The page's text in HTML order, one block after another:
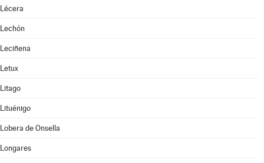
Lécera
Lechón
Leciñena
Letux
Litago
Lituénigo
Lobera de Onsella
Longares